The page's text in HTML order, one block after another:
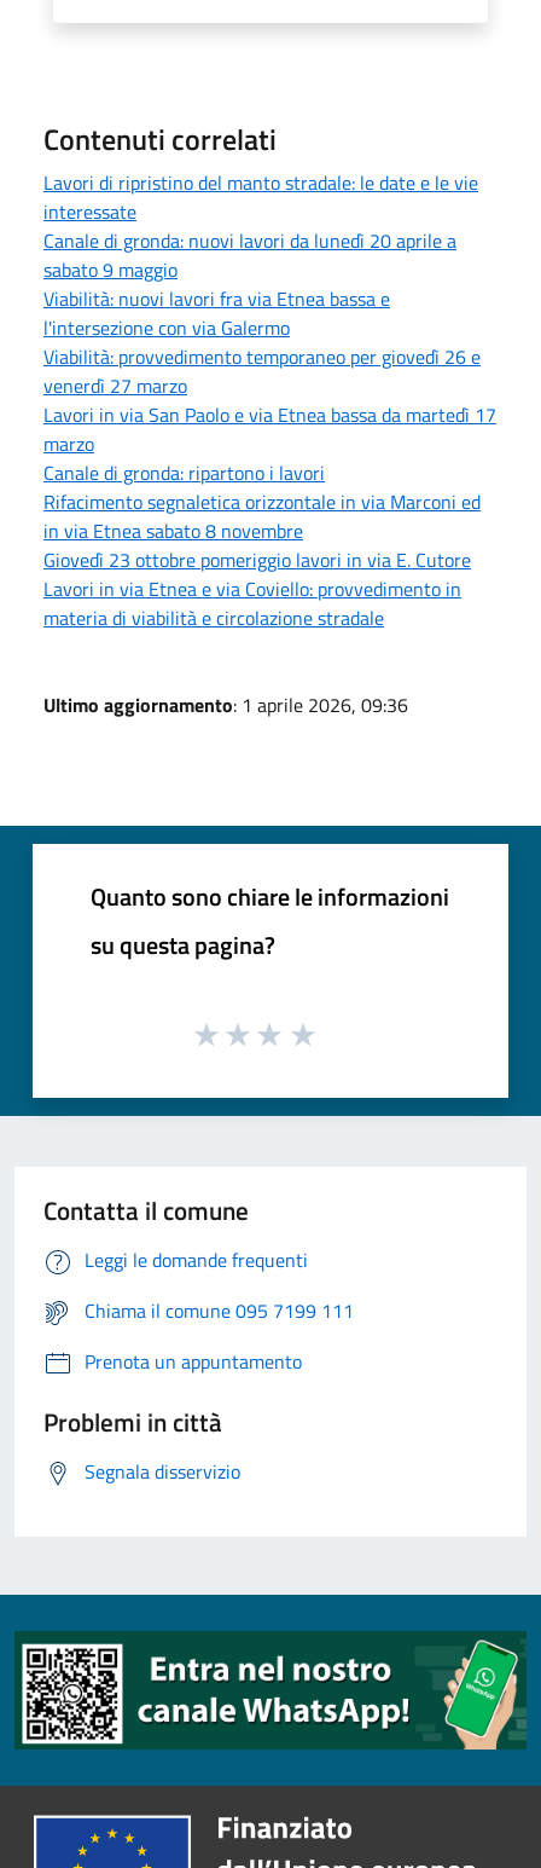
Contenuti correlati
Lavori di ripristino del manto stradale: le date e le vie
interessate
Canale di gronda: nuovi lavori da lunedì 20 aprile a
sabato 9 maggio
Viabilità: nuovi lavori fra via Etnea bassa e
l'intersezione con via Galermo
Viabilità: provvedimento temporaneo per giovedì 26 e
venerdì 27 marzo
Lavori in via San Paolo e via Etnea bassa da martedì 17
marzo
Canale di gronda: ripartono i lavori
Rifacimento segnaletica orizzontale in via Marconi ed
in via Etnea sabato 8 novembre
Giovedì 23 ottobre pomeriggio lavori in via E. Cutore
Lavori in via Etnea e via Coviello: provvedimento in
materia di viabilità e circolazione stradale
Ultimo aggiornamento: 1 aprile 2026, 09:36
Quanto sono chiare le informazioni
su questa pagina?
Contatta il comune
Leggi le domande frequenti
Chiama il comune 095 7199 111
Prenota un appuntamento
Problemi in città
Segnala disservizio